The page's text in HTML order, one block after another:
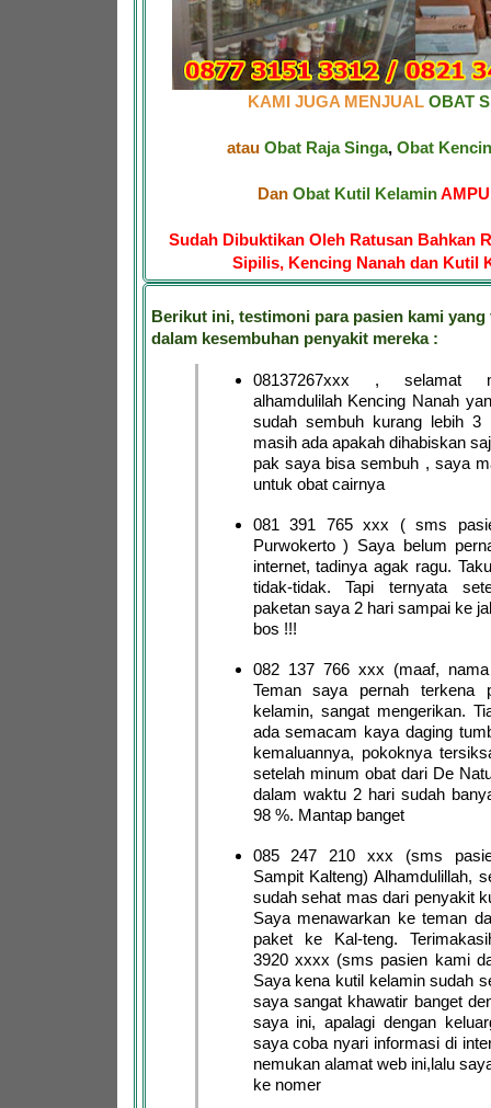
KAMI JUGA MENJUAL OBAT
atau Obat Raja Singa, Obat
Dan Obat Kutil Kelamin
Sudah Dibuktikan Oleh Ratusan Bahkan
Sipilis, Kencing Nanah dan Kutil
Berikut ini, testimoni para pasien kami yang
dalam kesembuhan penyakit mereka :
08137267xxx , selamat
alhamdulilah Kencing Nanah
sudah sembuh kurang lebih 3
masih ada apakah dihabiskan
pak saya bisa sembuh , saya
untuk obat cairnya
081 391 765 xxx ( sms
Purwokerto ) Saya belum
internet, tadinya agak ragu.
tidak-tidak. Tapi ternyata
paketan saya 2 hari sampai ke
bos !!!
082 137 766 xxx (maaf, nama
Teman saya pernah terkena
kelamin, sangat mengerikan.
ada semacam kaya daging
kemaluannya, pokoknya
setelah minum obat dari De
dalam waktu 2 hari sudah
98 %. Mantap banget
085 247 210 xxx (sms
Sampit Kalteng) Alhamdulillah,
sudah sehat mas dari penyakit
Saya menawarkan ke teman
paket ke Kal-teng.
3920 xxxx (sms pasien kami
Saya kena kutil kelamin sudah
saya sangat khawatir banget
saya ini, apalagi dengan
saya coba nyari informasi di
nemukan alamat web ini,lalu
ke nomer